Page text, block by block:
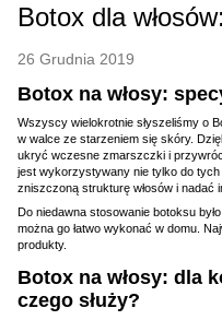
Botox dla
26 Grudnia 2019
Botox na włosy:
Wszyscy wielokrotnie słyszeliśmy o
w walce ze starzeniem się skóry.
ukryć wczesne zmarszczki i
jest wykorzystywany nie tylko do tych
zniszczoną strukturę włosów i nadać
Do niedawna stosowanie botoksu
można go łatwo wykonać w domu.
produkty.
Botox na włosy: dla
czego służy?